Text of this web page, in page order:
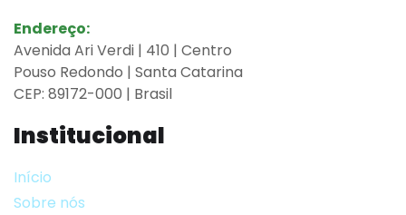
Endereço:
Avenida Ari Verdi | 410 | Centro
Pouso Redondo | Santa Catarina
CEP: 89172-000 | Brasil
Institucional
Início
Sobre nós